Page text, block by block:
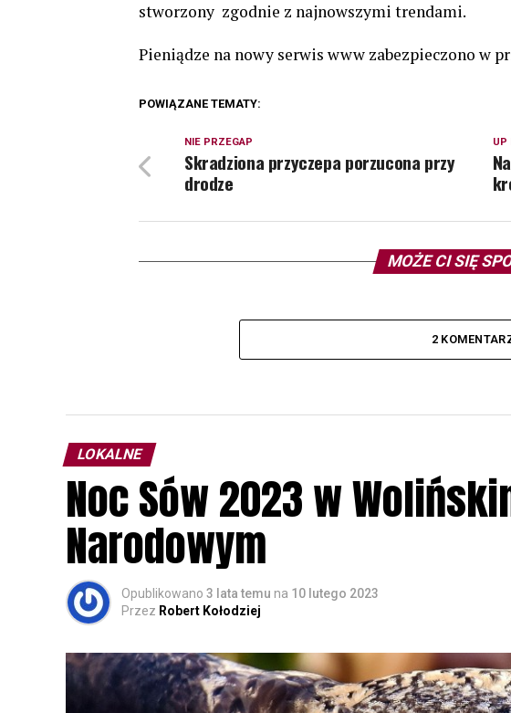
stworzony zgodnie z najnowszymi trendami.
Pieniądze na nowy serwis www zabezpieczono w
POWIĄZANE TEMATY:
UP
NIE PRZEGAP
Skradziona przyczepa porzucona przy
drodze
MOŻE CI SIĘ
2
LOKALNE
Noc Sów 2023 w
Narodowym
Opublikowano 3 lata temu na 10 lutego 2023
Przez Robert Kołodziej